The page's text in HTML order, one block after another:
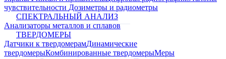
чувствительности Дозиметры и радиометры
СПЕКТРАЛЬНЫЙ АНАЛИЗ
Анализаторы металлов и сплавов
ТВЕРДОМЕРЫ
Датчики к твердомерамДинамические
твердомерыКомбинированные твердомерыМеры